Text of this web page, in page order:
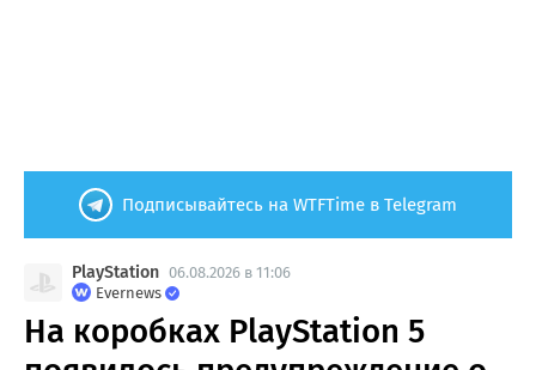
Подписывайтесь на WTFTime в Telegram
PlayStation 06.08.2026 в 11:06
Evernews
На коробках PlayStation 5